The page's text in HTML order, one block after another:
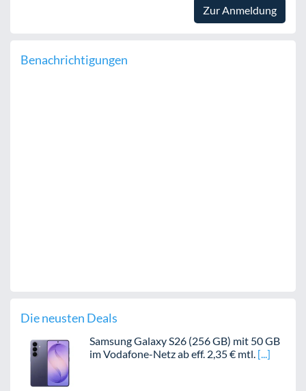
Zur Anmeldung
Benachrichtigungen
Die neusten Deals
Samsung Galaxy S26 (256 GB) mit 50 GB
im Vodafone-Netz ab eff. 2,35 € mtl.